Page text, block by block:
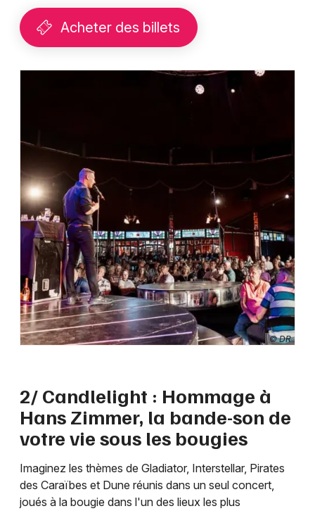
Acheter des billets
© DR
2/ Candlelight : Hommage à
Hans Zimmer, la bande-son de
votre vie sous les bougies
Imaginez les thèmes de Gladiator, Interstellar, Pirates
des Caraïbes et Dune réunis dans un seul concert,
joués à la bougie dans l'un des lieux les plus